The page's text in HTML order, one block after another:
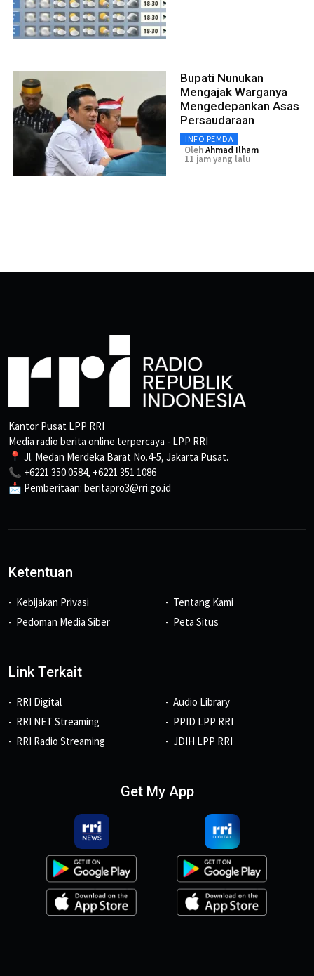
Bupati Nunukan
Mengajak Warganya
Mengedepankan Asas
Persaudaraan
INFO PEMDA
OlehAhmad Ilham
11 jam yang lalu
Kantor Pusat LPP RRI
Media radio berita online terpercaya - LPP RRI
📍 Jl. Medan Merdeka Barat No.4-5, Jakarta Pusat.
📞 +6221 350 0584, +6221 351 1086
📩 Pemberitaan: beritapro3@rri.go.id
Ketentuan
Kebijakan Privasi
Pedoman Media Siber
Tentang Kami
Peta Situs
Link Terkait
RRI Digital
RRI NET Streaming
RRI Radio Streaming
Audio Library
PPID LPP RRI
JDIH LPP RRI
Get My App